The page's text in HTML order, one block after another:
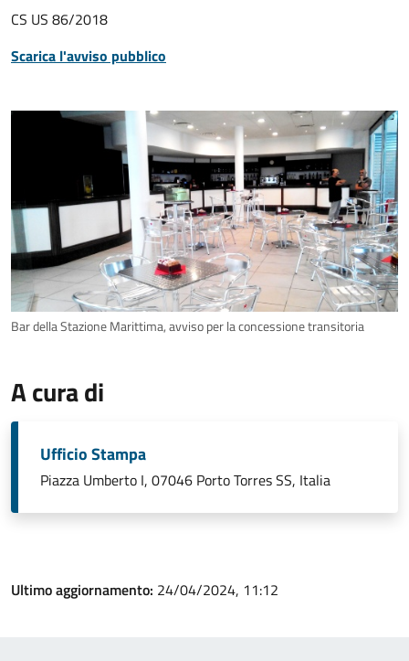
CS US 86/2018
Scarica l'avviso pubblico
Bar della Stazione Marittima, avviso per la concessione transitoria
A cura di
Ufficio Stampa
Piazza Umberto I, 07046 Porto Torres SS, Italia
Ultimo aggiornamento: 24/04/2024, 11:12